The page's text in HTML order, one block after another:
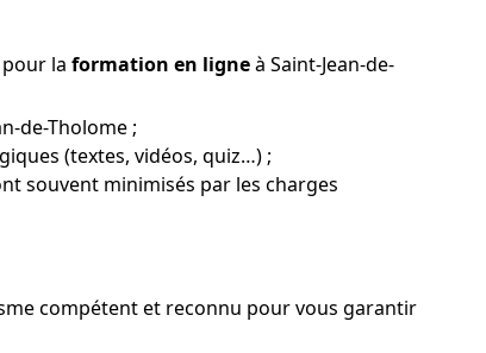
la formation en ligneà Saint-Jean-de-
de-Tholome ;
(textes, vidéos, quiz…) ;
souvent minimisés par les charges
compétent et reconnu pour vous garantir